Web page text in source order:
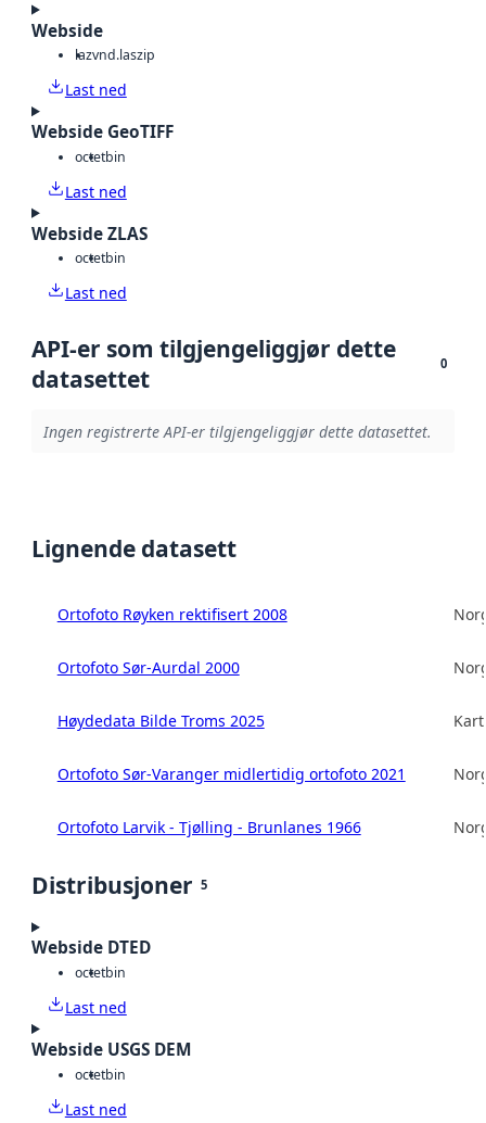
Webside
lazvnd.laszip
Last ned
Webside GeoTIFF
octetbin
Last ned
Webside ZLAS
octetbin
Last ned
API-er som tilgjengeliggjør dette
datasettet
0
Ingen registrerte API-er tilgjengeliggjør dette datasettet.
Lignende datasett
Ortofoto Røyken rektifisert 2008
Ortofoto Sør-Aurdal 2000
Høydedata Bilde Troms 2025
Ortofoto Sør-Varanger midlertidig ortofoto 2021
Ortofoto Larvik - Tjølling - Brunlanes 1966
Distribusjoner 5
Webside DTED
octetbin
Last ned
Webside USGS DEM
octetbin
Last ned